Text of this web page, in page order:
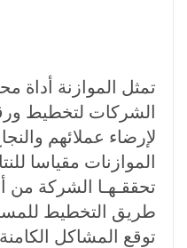
تمثل الموازنة أداة
الشركات لتخطيط
لإرضاء عملائهم
الموازنات مقياسا
تحققـهـا الشركة
طريق التخطيط
توقع المشاكل